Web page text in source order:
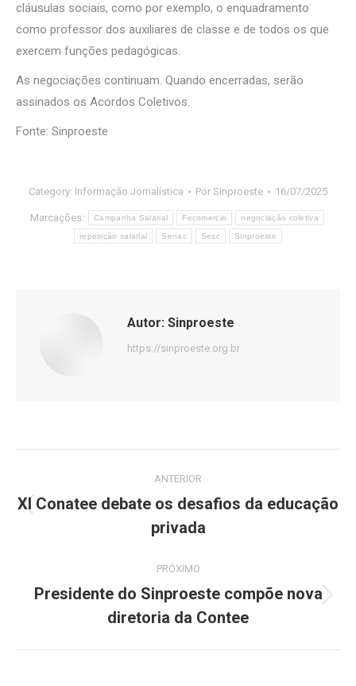
cláusulas sociais, como por exemplo, o enquadramento
como professor dos auxiliares de classe e de todos os que
exercem funções pedagógicas.
As negociações continuam. Quando encerradas, serão
assinados os Acordos Coletivos.
Fonte: Sinproeste
Category: Informação Jornalística Por Sinproeste 16/07/2025
Marcações: Campanha Salarial Fecomercio negociação coletiva
reposição salarial Senac Sesc Sinproeste
Autor: Sinproeste
https://sinproeste.org.br
de
ANTERIOR
Post
anterior:
XI Conatee debate os desafios da educação
privada
PRÓXIMO
Próximo
post:
Presidente do Sinproeste compõe nova
diretoria da Contee